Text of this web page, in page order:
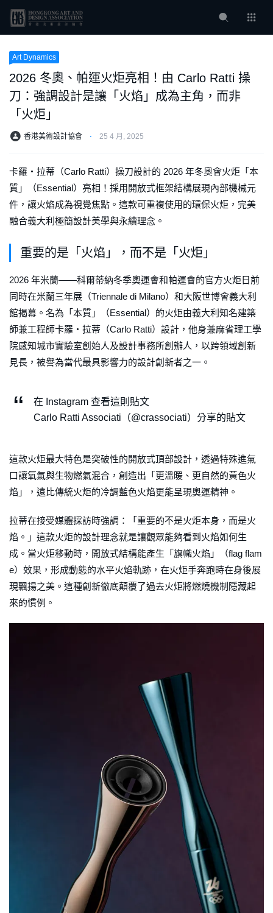
Art Dynamics
2026 冬奧、帕運火炬亮相！由 Carlo Ratti 操
刀：強調設計是讓「火焰」成為主角，而非
「火炬」
香港美術設計協會 ⋅ 25 4 月, 2025
卡羅・拉蒂（Carlo Ratti）操刀設計的 2026 年冬奧會火炬「本
質」（Essential）亮相！採用開放式框架結構展現內部機械元
件，讓火焰成為視覺焦點。這款可重複使用的環保火炬，完美
融合義大利極簡設計美學與永續理念。
重要的是「火焰」，而不是「火炬」
2026 年米蘭——科爾蒂納冬季奧運會和帕運會的官方火炬日前
同時在米蘭三年展（Triennale di Milano）和大阪世博會義大利
館揭幕。名為「本質」（Essential）的火炬由義大利知名建築
師兼工程師卡羅・拉蒂（Carlo Ratti）設計，他身兼麻省理工學
院感知城市實驗室創始人及設計事務所創辦人，以跨領域創新
見長，被譽為當代最具影響力的設計創新者之一。
在 Instagram 查看這則貼文
Carlo Ratti Associati（@crassociati）分享的貼文
這款火炬最大特色是突破性的開放式頂部設計，透過特殊進氣
口讓氧氣與生物燃氣混合，創造出「更溫暖、更自然的黃色火
焰」，遠比傳統火炬的冷調藍色火焰更能呈現奧運精神。
拉蒂在接受媒體採訪時強調：「重要的不是火炬本身，而是火
焰。」這款火炬的設計理念就是讓觀眾能夠看到火焰如何生
成。當火炬移動時，開放式結構能產生「旗幟火焰」（flag flam
e）效果，形成動態的水平火焰軌跡，在火炬手奔跑時在身後展
現飄揚之美。這種創新徹底顛覆了過去火炬將燃燒機制隱藏起
來的慣例。